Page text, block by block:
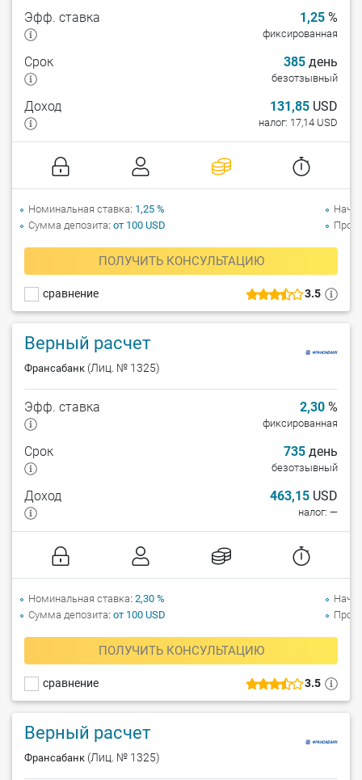
3.5
сравнение
Эфф. ставка 1,25 %
фиксированная
Срок 385 день
безотзывный
Доход 131,85 USD
налог: 17,14 USD
ПОЛУЧИТЬ КОНСУЛЬТАЦИЮ
Номинальная ставка 1,25 %
Сумма депозита от 100 USD
Верный расчет
Франсабанк (Лиц. № 1325)
3.5
сравнение
Эфф. ставка 2,30 %
фиксированная
Срок 735 день
безотзывный
Доход 463,15 USD
налог: —
ПОЛУЧИТЬ КОНСУЛЬТАЦИЮ
Номинальная ставка 2,30 %
Сумма депозита от 100 USD
Верный расчет
Франсабанк (Лиц. № 1325)